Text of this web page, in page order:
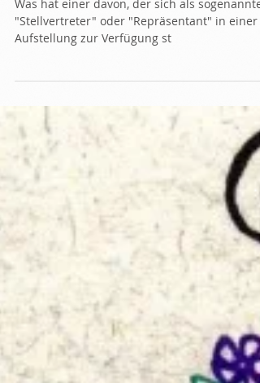
Als Stellvertreter* zur
Familienaufstellung?
Was hat einer davon, der sich als sogenannter
"Stellvertreter" oder "Repräsentant" in einer
Aufstellung zur Verfügung st